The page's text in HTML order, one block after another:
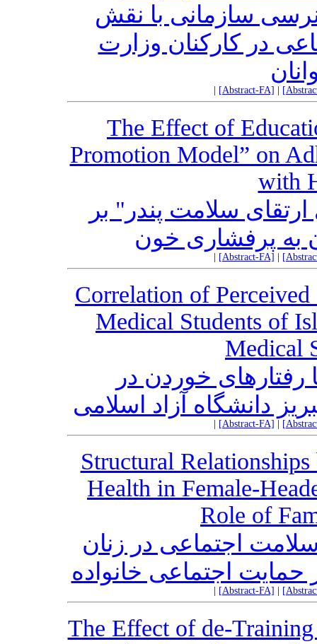
سازمانی با نقش
در کارکنان وزارت
[Abstract-FA]
The Effect of
Promotion Model” on
with
سلامت پندر" بر
به پرفشاری خون
[Abstract-FA]
Correlation of
Medical Students of
Medical
خوردن در
دانشگاه آزاد اسلامی
[Abstract-FA]
Structural
Health in Female-
Role of
اجتماعی در زنان
اجتماعی خانواده
[Abstract-FA]
The Effect of de-